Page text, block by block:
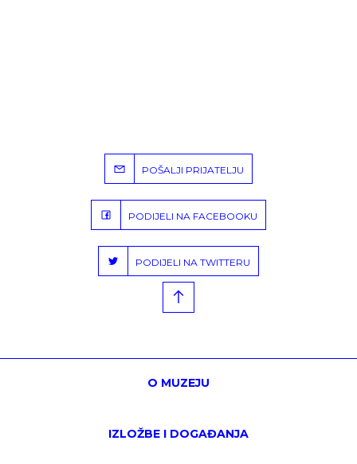
POŠALJI PRIJATELJU
PODIJELI NA FACEBOOKU
PODIJELI NA TWITTERU
O MUZEJU
IZLOŽBE I DOGAĐANJA